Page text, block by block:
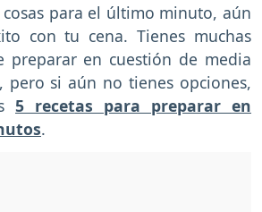
para el último minuto, aún
con tu cena. Tienes muchas
preparar en cuestión de media
pero si aún no tienes opciones,
5 recetas para preparar en
.